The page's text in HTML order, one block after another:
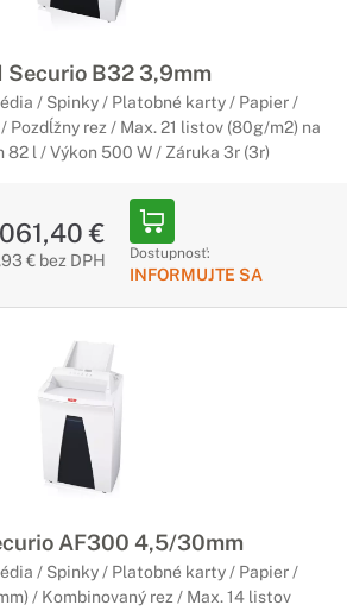
Securio B32 3,9mm
/ Spinky / Platobné karty / Papier /
Pozdĺžny rez / Max. 21 listov (80g/m2) na
82 l / Výkon 500 W / Záruka 3r (3r)
€
€ bez DPH Dostupnosť:
INFORMUJTE SA
AF300 4,5/30mm
/ Spinky / Platobné karty / Papier /
/ Kombinovaný rez / Max. 14 listov